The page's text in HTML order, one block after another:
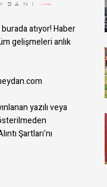
atıyor! Haber
gelişmeleri anlık
yazılı veya
Şartları'nı